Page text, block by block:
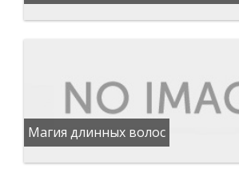
Магия длинных волос